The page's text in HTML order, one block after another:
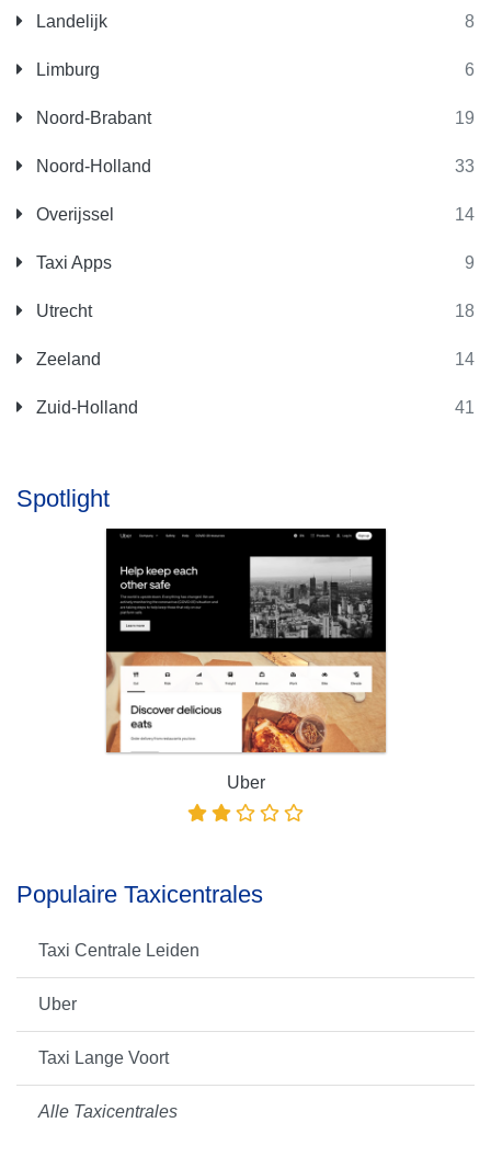
Landelijk 8
Limburg 6
Noord-Brabant 19
Noord-Holland 33
Overijssel 14
Taxi Apps 9
Utrecht 18
Zeeland 14
Zuid-Holland 41
Spotlight
Uber
Populaire Taxicentrales
Taxi Centrale Leiden
Uber
Taxi Lange Voort
Alle Taxicentrales